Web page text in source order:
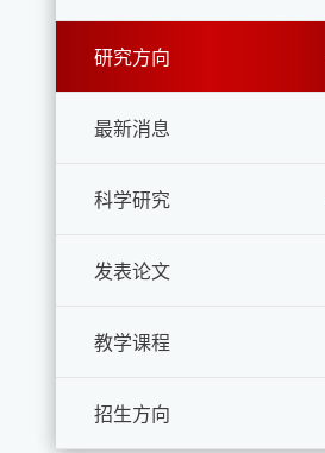
研究方向
最新消息
科学研究
发表论文
教学课程
招生方向